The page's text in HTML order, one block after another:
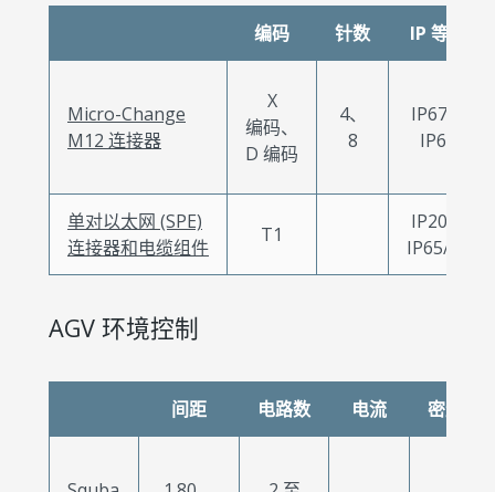
编码 针数 IP 等级
Micro-Change
M12 连接器
X
编码、
D 编码
4、
8
IP67、
IP68
单对以太网 (SPE)
连接器和电缆组件
T1
IP20、
IP65/67
AGV 环境控制
间距 电路数 电流 密封式